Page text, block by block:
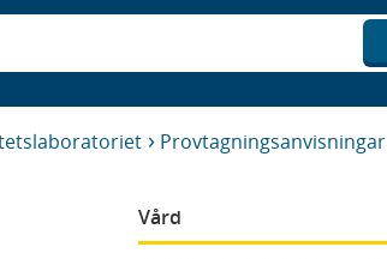
Provtagningsanvisningar
Vård